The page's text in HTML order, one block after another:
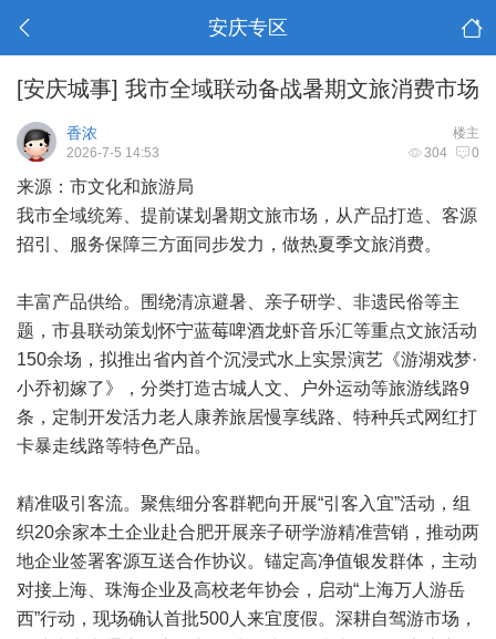
安庆专区
[安庆城事] 我市全域联动备战暑期文旅消费市场
楼主
香浓
304 0
2026-7-5 14:53
来源：市文化和旅游局
我市全域统筹、提前谋划暑期文旅市场，从产品打造、客源
招引、服务保障三方面同步发力，做热夏季文旅消费。
丰富产品供给。围绕清凉避暑、亲子研学、非遗民俗等主
题，市县联动策划怀宁蓝莓啤酒龙虾音乐汇等重点文旅活动
150余场，拟推出省内首个沉浸式水上实景演艺《游湖戏梦·
小乔初嫁了》，分类打造古城人文、户外运动等旅游线路9
条，定制开发活力老人康养旅居慢享线路、特种兵式网红打
卡暴走线路等特色产品。
精准吸引客流。聚焦细分客群靶向开展“引客入宜”活动，组
织20余家本土企业赴合肥开展亲子研学游精准营销，推动两
地企业签署客源互送合作协议。锚定高净值银发群体，主动
对接上海、珠海企业及高校老年协会，启动“上海万人游岳
西”行动，现场确认首批500人来宜度假。深耕自驾游市场，